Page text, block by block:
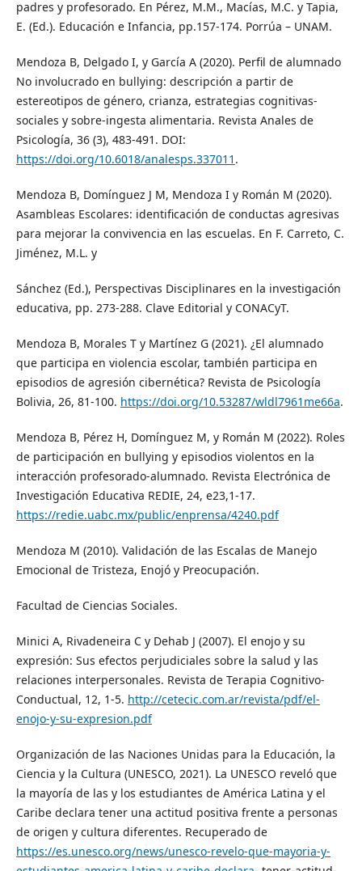
padres y profesorado. En Pérez, M.M., Macías, M.C. y Tapia,
E. (Ed.). Educación e Infancia, pp.157-174. Porrúa – UNAM.
Mendoza B, Delgado I, y García A (2020). Perfil de alumnado
No involucrado en bullying: descripción a partir de
estereotipos de género, crianza, estrategias cognitivas-
sociales y sobre-ingesta alimentaria. Revista Anales de
Psicología, 36 (3), 483-491. DOI:
https://doi.org/10.6018/analesps.337011 .
Mendoza B, Domínguez J M, Mendoza I y Román M (2020).
Asambleas Escolares: identificación de conductas agresivas
para mejorar la convivencia en las escuelas. En F. Carreto, C.
Jiménez, M.L. y
Sánchez (Ed.), Perspectivas Disciplinares en la investigación
educativa, pp. 273-288. Clave Editorial y CONACyT.
Mendoza B, Morales T y Martínez G (2021). ¿El alumnado
que participa en violencia escolar, también participa en
episodios de agresión cibernética? Revista de Psicología
Bolivia, 26, 81-100. https://doi.org/10.53287/wldl7961me66a.
Mendoza B, Pérez H, Domínguez M, y Román M (2022). Roles
de participación en bullying y episodios violentos en la
interacción profesorado-alumnado. Revista Electrónica de
Investigación Educativa REDIE, 24, e23,1-17.
https://redie.uabc.mx/public/enprensa/4240.pdf
Mendoza M (2010). Validación de las Escalas de Manejo
Emocional de Tristeza, Enojó y Preocupación.
Facultad de Ciencias Sociales.
Minici A, Rivadeneira C y Dehab J (2007). El enojo y su
expresión: Sus efectos perjudiciales sobre la salud y las
relaciones interpersonales. Revista de Terapia Cognitivo-
Conductual, 12, 1-5. http://cetecic.com.ar/revista/pdf/el-
enojo-y-su-expresion.pdf
Organización de las Naciones Unidas para la Educación, la
Ciencia y la Cultura (UNESCO, 2021). La UNESCO reveló que
la mayoría de las y los estudiantes de América Latina y el
Caribe declara tener una actitud positiva frente a personas
de origen y cultura diferentes. Recuperado de
https://es.unesco.org/news/unesco-revelo-que-mayoria-y-